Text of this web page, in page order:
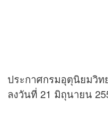
ประกาศกรมอุตุนิยมวิท
ลงวันที่ 21 มิถุนายน